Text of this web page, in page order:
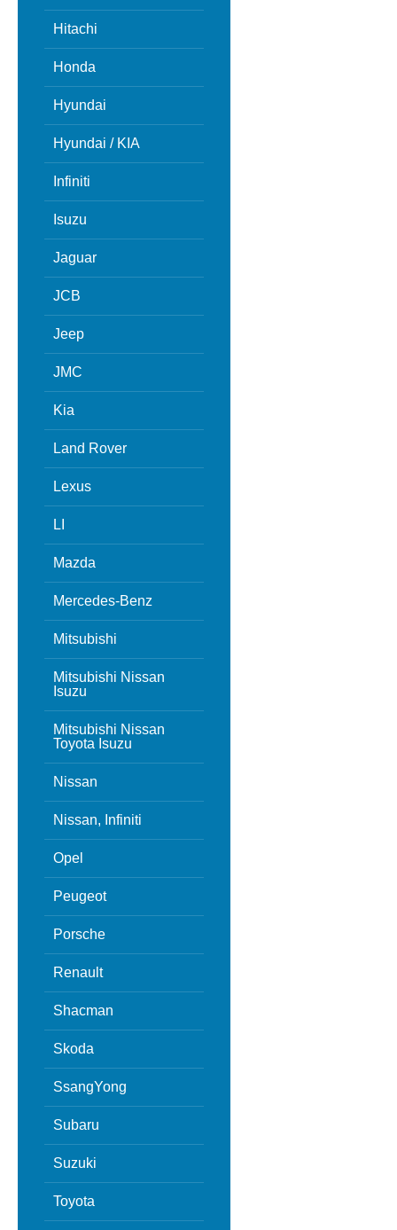
Hitachi
Honda
Hyundai
Hyundai / KIA
Infiniti
Isuzu
Jaguar
JCB
Jeep
JMC
Kia
Land Rover
Lexus
LI
Mazda
Mercedes-Benz
Mitsubishi
Mitsubishi Nissan
Isuzu
Mitsubishi Nissan
Toyota Isuzu
Nissan
Nissan, Infiniti
Opel
Peugeot
Porsche
Renault
Shacman
Skoda
SsangYong
Subaru
Suzuki
Toyota